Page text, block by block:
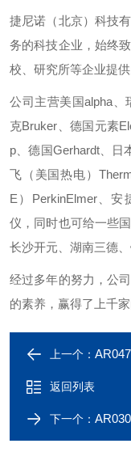
捷尼诺（北京）科技
务的科技企业，始终
校、研究所等企业提
公司主营美国alpha
克Bruker、德国元素
p、德国Gerhardt、日
飞（美国热电）
E）PerkinElmer、安
仪，同时也可给一些
长沙开元、湖南三德、
经过多年的努力，公
的素养，赢得了上千
上一个： AR047
返回列表
下一个： AR030